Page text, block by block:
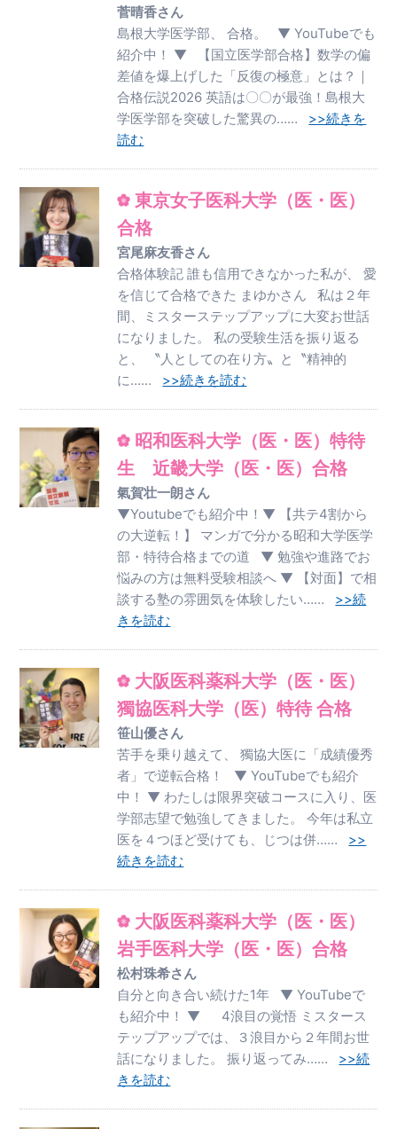
菅晴香さん
島根大学医学部、 合格。 ▼ YouTubeでも
紹介中！ ▼ 【国立医学部合格】数学の偏
差値を爆上げした「反復の極意」とは？｜
合格伝説2026 英語は〇〇が最強！島根大
学医学部を突破した驚異の…… >>続きを
読む
東京女子医科大学（医・医）
合格
宮尾麻友香さん
合格体験記 誰も信用できなかった私が、 愛
を信じて合格できた まゆかさん 私は２年
間、ミスターステップアップに大変お世話
になりました。 私の受験生活を振り返る
と、 〝人としての在り方〟と〝精神的
に…… >>続きを読む
昭和医科大学（医・医）特待
生 近畿大学（医・医）合格
氣賀壮一朗さん
▼Youtubeでも紹介中！▼ 【共テ4割から
の大逆転！】 マンガで分かる昭和大学医学
部・特待合格までの道 ▼ 勉強や進路でお
悩みの方は無料受験相談へ ▼ 【対面】で相
談する塾の雰囲気を体験したい…… >>続
きを読む
大阪医科薬科大学（医・医）
獨協医科大学（医）特待 合格
笹山優さん
苦手を乗り越えて、 獨協大医に「成績優秀
者」で逆転合格！ ▼ YouTubeでも紹介
中！ ▼ わたしは限界突破コースに入り、医
学部志望で勉強してきました。 今年は私立
医を４つほど受けても、じつは併…… >>
続きを読む
大阪医科薬科大学（医・医）
岩手医科大学（医・医）合格
松村珠希さん
自分と向き合い続けた1年 ▼ YouTubeで
も紹介中！ ▼ 4浪目の覚悟 ミスタース
テップアップでは、３浪目から２年間お世
話になりました。 振り返ってみ…… >>続
きを読む